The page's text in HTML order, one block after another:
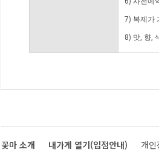
7) 복제가
8) 맛, 향,
꽃마 소개 내가게 열기(입점안내) 개인